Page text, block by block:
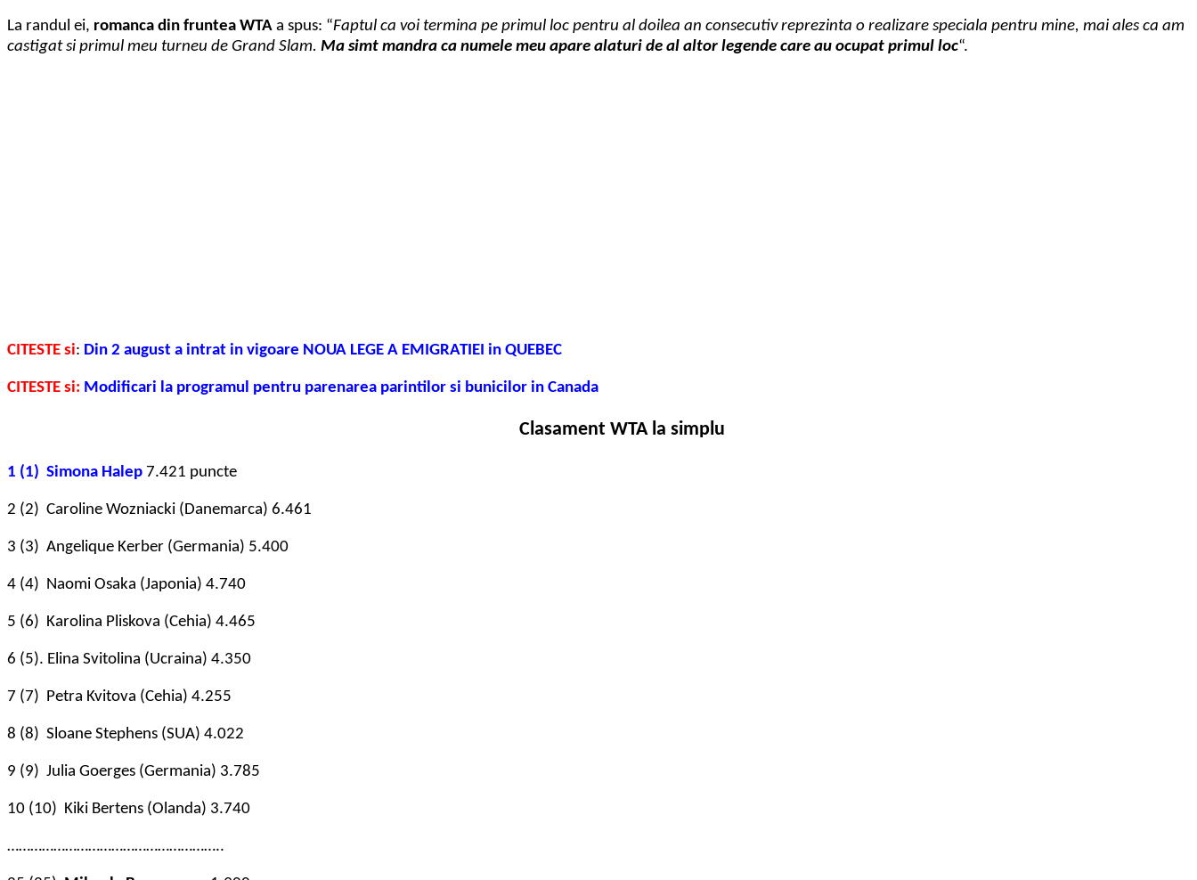
La randul ei, romanca din fruntea WTA a spus: “Faptul ca voi termina pe primul loc pentru al doilea an consecutiv reprezinta o realizare speciala pentru mine, mai ales ca am
castigat si primul meu turneu de Grand Slam. Ma simt mandra ca numele meu apare alaturi de al altor legende care au ocupat primul loc“.
CITESTE si: Din 2 august a intrat in vigoare NOUA LEGE A EMIGRATIEI in QUEBEC
CITESTE si: Modificari la programul pentru parenarea parintilor si bunicilor in Canada
Clasament WTA la simplu
1 (1) Simona Halep 7.421 puncte
2 (2) Caroline Wozniacki (Danemarca) 6.461
3 (3) Angelique Kerber (Germania) 5.400
4 (4) Naomi Osaka (Japonia) 4.740
5 (6) Karolina Pliskova (Cehia) 4.465
6 (5). Elina Svitolina (Ucraina) 4.350
7 (7) Petra Kvitova (Cehia) 4.255
8 (8) Sloane Stephens (SUA) 4.022
9 (9) Julia Goerges (Germania) 3.785
10 (10) Kiki Bertens (Olanda) 3.740
………………………………………………..